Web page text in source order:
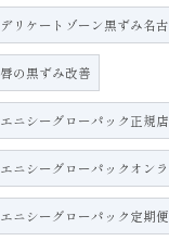
デリケートゾーン黒ずみ名
唇の黒ずみ改善
エニシーグローパック正規店
エニシーグローパックオン
エニシーグローパック定期便